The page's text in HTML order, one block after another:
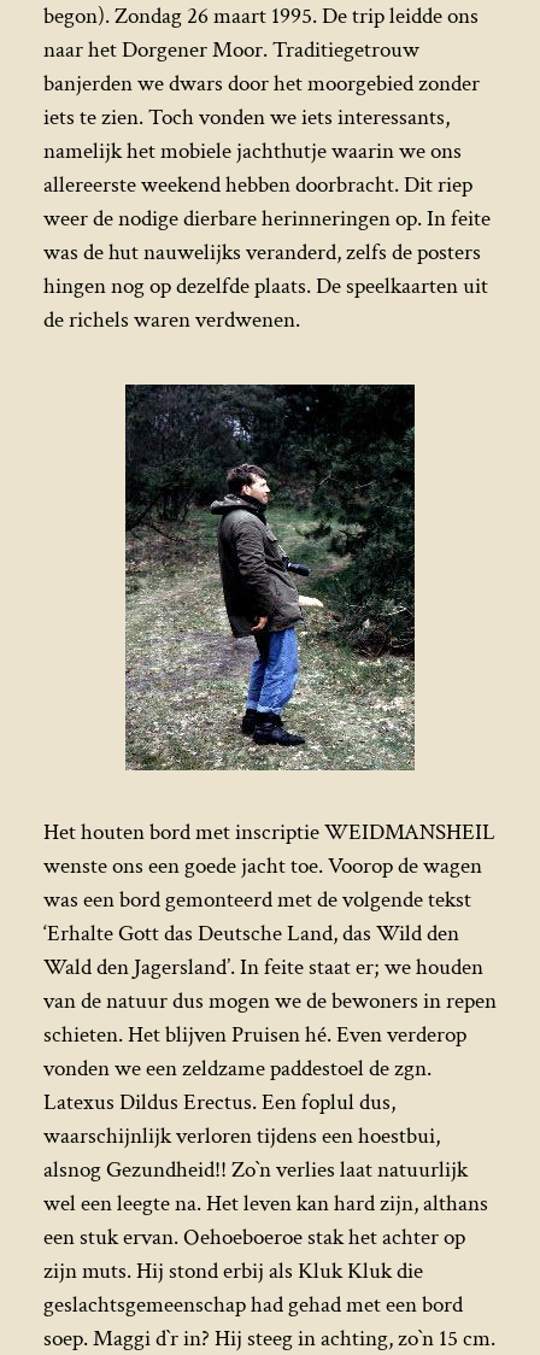
begon). Zondag 26 maart 1995. De trip leidde ons
naar het Dorgener Moor. Traditiegetrouw
banjerden we dwars door het moorgebied zonder
iets te zien. Toch vonden we iets interessants,
namelijk het mobiele jachthutje waarin we ons
allereerste weekend hebben doorbracht. Dit riep
weer de nodige dierbare herinneringen op. In feite
was de hut nauwelijks veranderd, zelfs de posters
hingen nog op dezelfde plaats. De speelkaarten uit
de richels waren verdwenen.
Het houten bord met inscriptie WEIDMANSHEIL
wenste ons een goede jacht toe. Voorop de wagen
was een bord gemonteerd met de volgende tekst
‘Erhalte Gott das Deutsche Land, das Wild den
Wald den Jagersland’. In feite staat er; we houden
van de natuur dus mogen we de bewoners in repen
schieten. Het blijven Pruisen hé. Even verderop
vonden we een zeldzame paddestoel de zgn.
Latexus Dildus Erectus. Een foplul dus,
waarschijnlijk verloren tijdens een hoestbui,
alsnog Gezundheid!! Zo`n verlies laat natuurlijk
wel een leegte na. Het leven kan hard zijn, althans
een stuk ervan. Oehoeboeroe stak het achter op
zijn muts. Hij stond erbij als Kluk Kluk die
geslachtsgemeenschap had gehad met een bord
soep. Maggi d`r in? Hij steeg in achting, zo`n 15 cm.